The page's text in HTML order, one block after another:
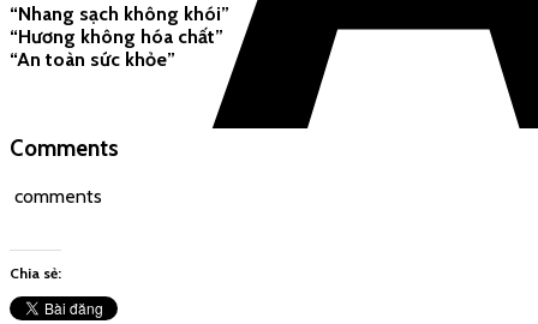
“Nhang sạch không khói”
“Hương không hóa chất”
“An toàn sức khỏe”
Comments
comments
Chia sẻ: